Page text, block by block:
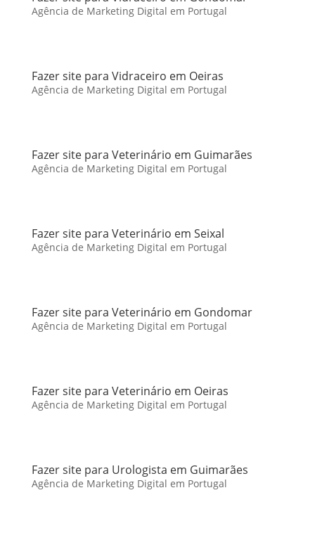
Agência de Marketing Digital em Portugal
Fazer site para Vidraceiro em Oeiras
Agência de Marketing Digital em Portugal
Fazer site para Veterinário em Guimarães
Agência de Marketing Digital em Portugal
Fazer site para Veterinário em Seixal
Agência de Marketing Digital em Portugal
Fazer site para Veterinário em Gondomar
Agência de Marketing Digital em Portugal
Fazer site para Veterinário em Oeiras
Agência de Marketing Digital em Portugal
Fazer site para Urologista em Guimarães
Agência de Marketing Digital em Portugal